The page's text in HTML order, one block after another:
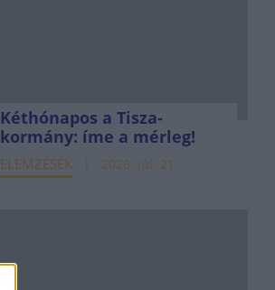
Kéthónapos a Tisza-
kormány: íme a mérleg!
ELEMZÉSEK 2026. júl. 21.